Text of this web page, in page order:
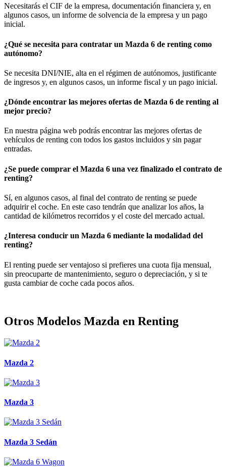
Necesitarás el CIF de la empresa, documentación financiera y, en
algunos casos, un informe de solvencia de la empresa y un pago
inicial.
¿Qué se necesita para contratar un Mazda 6 de renting como
autónomo?
Se necesita DNI/NIE, alta en el régimen de autónomos, justificante
de ingresos y, en algunos casos, un informe fiscal y un pago inicial.
¿Dónde encontrar las mejores ofertas de Mazda 6 de renting al
mejor precio?
En nuestra página web podrás encontrar las mejores ofertas de
vehículos de renting con todos los gastos incluidos y sin pagar
entradas.
¿Se puede comprar el Mazda 6 una vez finalizado el contrato de
renting?
Sí, en algunos casos, al final del contrato de renting se puede
adquirir el coche. En este caso tendrán que analizar los años, la
cantidad de kilómetros recorridos y el coste del mercado actual.
¿Interesa conducir un Mazda 6 mediante la modalidad del
renting?
El renting puede ser ventajoso si prefieres una cuota fija mensual,
sin preocuparte de mantenimiento, seguro o depreciación, y si te
gusta cambiar de coche cada pocos años.
Otros Modelos Mazda en Renting
Mazda 2
Mazda 3
Mazda 3 Sedán